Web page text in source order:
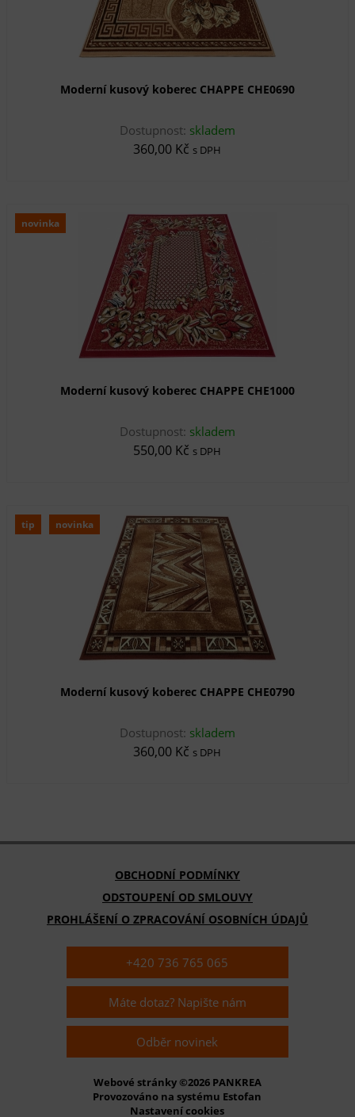
Moderní kusový koberec CHAPPE CHE0690
Dostupnost: skladem
360,00 Kč s DPH
novinka
Moderní kusový koberec CHAPPE CHE1000
Dostupnost: skladem
550,00 Kč s DPH
tip novinka
Moderní kusový koberec CHAPPE CHE0790
Dostupnost: skladem
360,00 Kč s DPH
OBCHODNÍ PODMÍNKY
ODSTOUPENÍ OD SMLOUVY
PROHLÁŠENÍ O ZPRACOVÁNÍ OSOBNÍCH ÚDAJŮ
+420 736 765 065
Máte dotaz? Napište nám
Odběr novinek
Webové stránky ©2026 PANKREA
Provozováno na systému Estofan
Nastavení cookies